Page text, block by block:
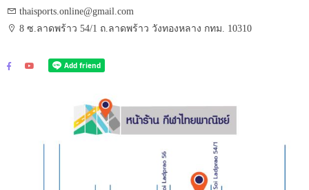
thaisports.online@gmail.com
8 ซ.ลาดพร้าว 54/1 ถ.ลาดพร้าว วังทองหลาง กทม. 10310